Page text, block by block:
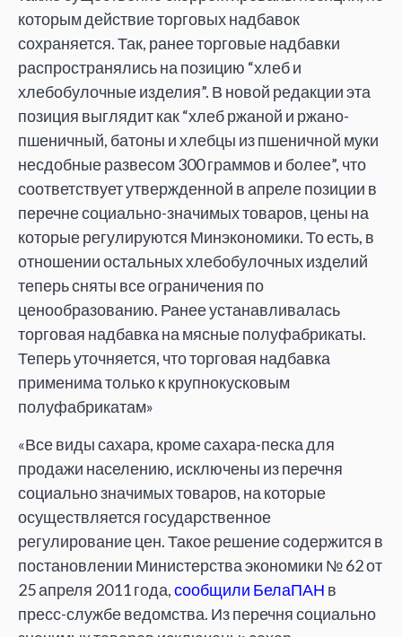
которым действие торговых надбавок
сохраняется. Так, ранее торговые надбавки
распространялись на позицию “хлеб и
хлебобулочные изделия”. В новой редакции эта
позиция выглядит как “хлеб ржаной и ржано-
пшеничный, батоны и хлебцы из пшеничной муки
несдобные развесом 300 граммов и более”, что
соответствует утвержденной в апреле позиции в
перечне социально-значимых товаров, цены на
которые регулируются Минэкономики. То есть, в
отношении остальных хлебобулочных изделий
теперь сняты все ограничения по
ценообразованию. Ранее устанавливалась
торговая надбавка на мясные полуфабрикаты.
Теперь уточняется, что торговая надбавка
применима только к крупнокусковым
полуфабрикатам»
«Все виды сахара, кроме сахара-песка для
продажи населению, исключены из перечня
социально значимых товаров, на которые
осуществляется государственное
регулирование цен. Такое решение содержится в
постановлении Министерства экономики № 62 от
25 апреля 2011 года,сообщили БелаПАН в
пресс-службе ведомства. Из перечня социально